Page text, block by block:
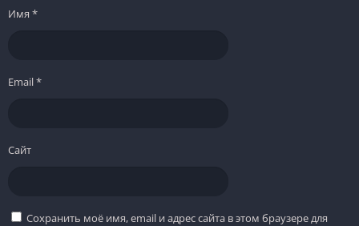
Имя *
Email*
Сайт
Сохранить моё имя, email и адрес сайта в этом браузере для